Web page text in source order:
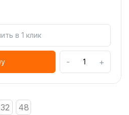
в 1 клик
- +
32 48